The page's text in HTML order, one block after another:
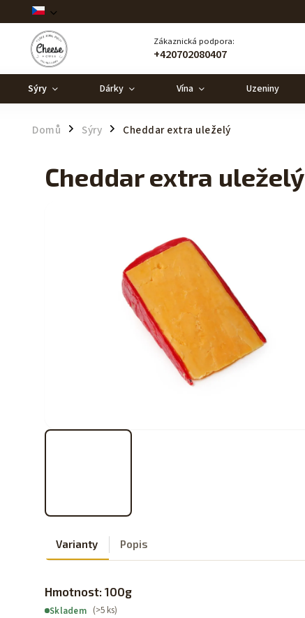
Zákaznická podpora:
+420702080407
Sýry Dárky Vína Uzeniny
Domů / Sýry / Cheddar extra uleželý
Cheddar extra uleželý
Varianty Popis
Hmotnost: 100g
Skladem (>5 ks)